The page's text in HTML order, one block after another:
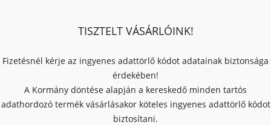
TISZTELT VÁSÁRLÓINK!
Fizetésnél kérje az ingyenes adattörlő kódot adatainak biztonsága
érdekében!
A Kormány döntése alapján a kereskedő minden tartós
adathordozó termék vásárlásakor köteles ingyenes adattörlő kódot
biztosítani.